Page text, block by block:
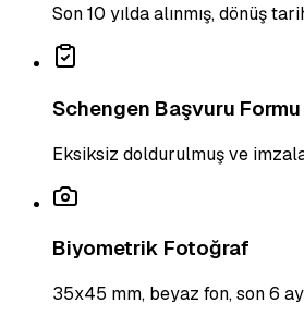
Son 10 yılda alınmış, dönüş
Schengen Başvuru Formu
Eksiksiz doldurulmuş ve
Biyometrik Fotoğraf
35x45 mm, beyaz fon, son 6